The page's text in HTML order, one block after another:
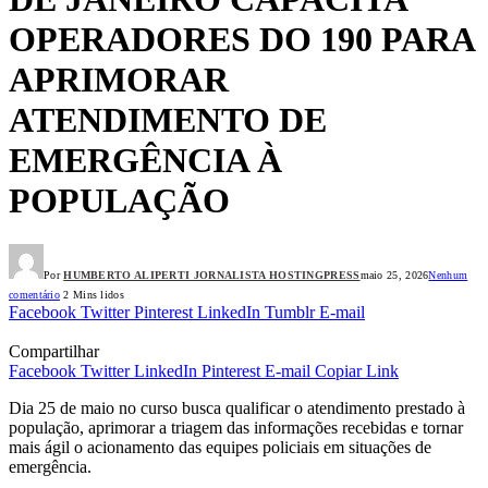
OPERADORES DO 190 PARA
APRIMORAR
ATENDIMENTO DE
EMERGÊNCIA À
POPULAÇÃO
Por HUMBERTO ALIPERTI JORNALISTA HOSTINGPRESSmaio 25, 2026Nenhum
comentário 2 Mins lidos
Facebook Twitter Pinterest LinkedIn Tumblr E-mail
Compartilhar
Facebook Twitter LinkedIn Pinterest E-mail Copiar Link
Dia 25 de maio no curso busca qualificar o atendimento prestado à
população, aprimorar a triagem das informações recebidas e tornar
mais ágil o acionamento das equipes policiais em situações de
emergência.